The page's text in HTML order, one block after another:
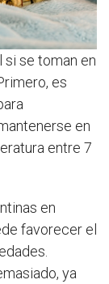
si se toman en
es
en
entre 7
en
favorecer el
ya